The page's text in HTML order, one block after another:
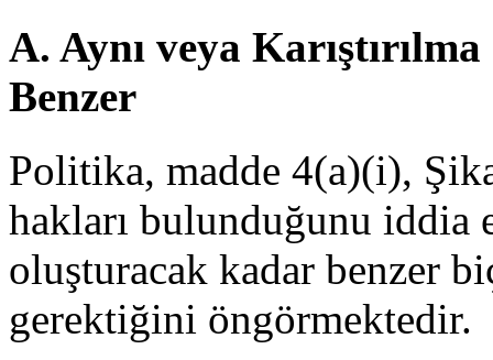
A. Aynı veya
Benzer
Politika, madde 4(a)(i),
hakları bulunduğunu iddia
oluşturacak kadar benzer
gerektiğini öngörmektedir.